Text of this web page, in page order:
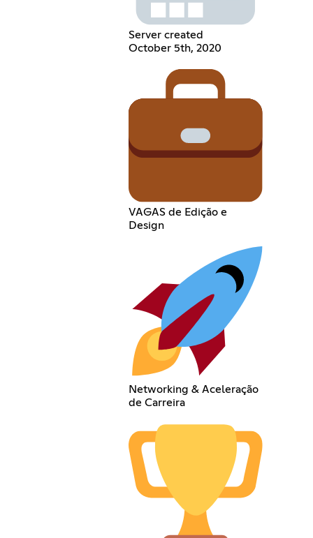
Server created
October 5th, 2020
VAGAS de Edição e
Design
Networking & Aceleração
de Carreira